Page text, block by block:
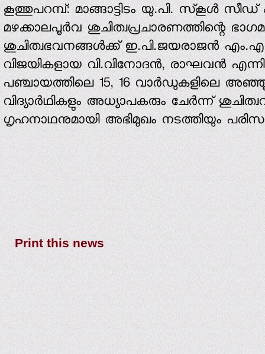
കൂത്തുപറമ്പ്: മാങ്ങാട്ടിടം യു.പി. സ്‌കൂള്‍ സീഡ്
മഴക്കാലപൂര്‍വ ശുചിത്വപ്രചാരണത്തിന്റെ
ശുചിത്വഭവനങ്ങള്‍ക്ക് ഇ.പി.ജയരാജന്‍
വിജയികളായ വി.വിനോദന്‍, രാഘവന്‍
പഞ്ചായത്തിലെ 15, 16 വാര്‍ഡുകളിലെ
വിദ്യാര്‍ഥികളും അധ്യാപകരും ചേര്‍ന്ന്
ഗൃഹനാഥനുമായി അഭിമുഖം നടത്തിയും
Print this news